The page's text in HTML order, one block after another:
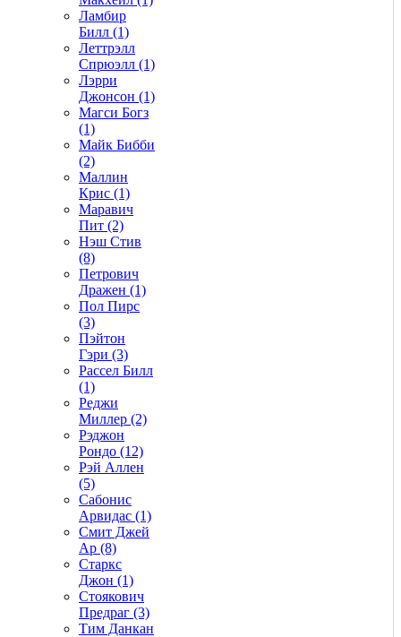
Ламбир
Билл (1)
Леттрэлл
Спрюэлл (1)
Лэрри
Джонсон (1)
Магси Богз
(1)
Майк Бибби
(2)
Маллин
Крис (1)
Маравич
Пит (2)
Нэш Стив
(8)
Петрович
Дражен (1)
Пол Пирс
(3)
Пэйтон
Гэри (3)
Рассел Билл
(1)
Реджи
Миллер (2)
Рэджон
Рондо (12)
Рэй Аллен
(5)
Сабонис
Арвидас (1)
Смит Джей
Ар (8)
Старкс
Джон (1)
Стоякович
Предраг (3)
Тим Данкан